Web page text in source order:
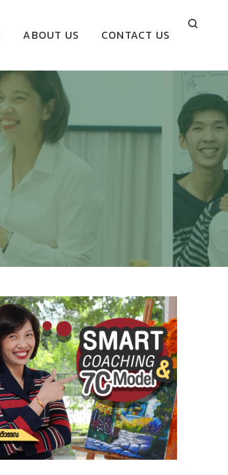
ABOUT US CONTACT US